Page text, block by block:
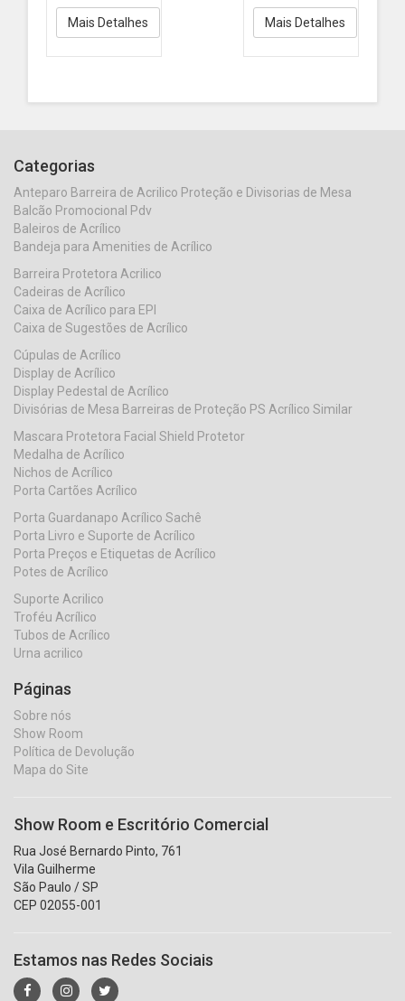
Mais Detalhes Mais Detalhes
Categorias
Anteparo Barreira de Acrilico Proteção e Divisorias de Mesa
Balcão Promocional Pdv
Baleiros de Acrílico
Bandeja para Amenities de Acrílico
Barreira Protetora Acrilico
Cadeiras de Acrílico
Caixa de Acrílico para EPI
Caixa de Sugestões de Acrílico
Cúpulas de Acrílico
Display de Acrílico
Display Pedestal de Acrílico
Divisórias de Mesa Barreiras de Proteção PS Acrílico Similar
Mascara Protetora Facial Shield Protetor
Medalha de Acrílico
Nichos de Acrílico
Porta Cartões Acrílico
Porta Guardanapo Acrílico Sachê
Porta Livro e Suporte de Acrílico
Porta Preços e Etiquetas de Acrílico
Potes de Acrílico
Suporte Acrilico
Troféu Acrílico
Tubos de Acrílico
Urna acrilico
Páginas
Sobre nós
Show Room
Política de Devolução
Mapa do Site
Show Room e Escritório Comercial
Rua José Bernardo Pinto, 761
Vila Guilherme
São Paulo / SP
CEP 02055-001
Estamos nas Redes Sociais